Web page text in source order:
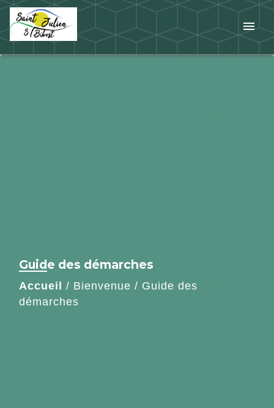
menu
Guide des démarches
Accueil / Bienvenue / Guide des
démarches